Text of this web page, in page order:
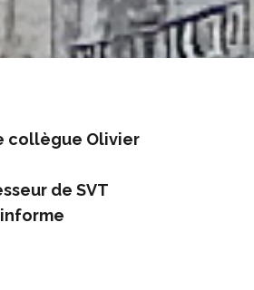
collègue Olivier
de SVT